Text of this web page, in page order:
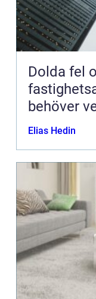
Dolda fel
behöver
Elias Hedin